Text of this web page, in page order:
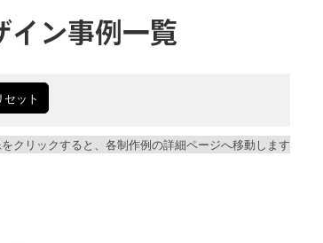
イン事例一覧
ット
クリックすると、各制作例の詳細ページへ移動します